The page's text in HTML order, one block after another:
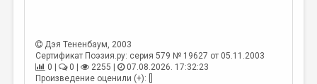
ЛИТЕРАТУРОВЕДЕНИЕ
КУЛЬТУРОВЕДЕНИЕ
Дэя Тененбаум, 2003
Сертификат Поэзия.ру: серия 579 № 19627 от 05.11.2003
0 |
0 | 2255 |
07.08.2026. 17:32:23
Произведение оценили (+): []